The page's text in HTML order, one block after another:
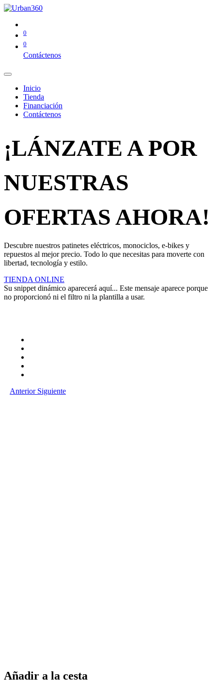
0
0
Contáctenos
Inicio
Tienda
Financiación
Contáctenos
¡LÁNZATE A POR
NUESTRAS
OFERTAS AHORA!
Descubre nuestros patinetes eléctricos, monociclos, e-bikes y
repuestos al mejor precio. Todo lo que necesitas para moverte con
libertad, tecnología y estilo.
TIENDA ONLINE
Su snippet dinámico aparecerá aquí... Este mensaje aparece porque
no proporcionó ni el filtro ni la plantilla a usar.
Anterior Siguiente
Añadir a la cesta